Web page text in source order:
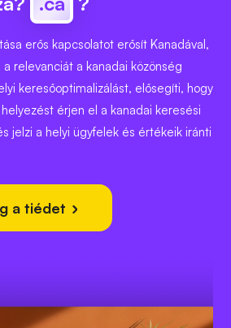
erős kapcsolatot erősít Kanadával,
relevanciát a kanadai közönség
keresőoptimalizálást, elősegíti, hogy
érjen el a kanadai keresési
jelzi a helyi ügyfelek és értékeik iránti
a tiédet